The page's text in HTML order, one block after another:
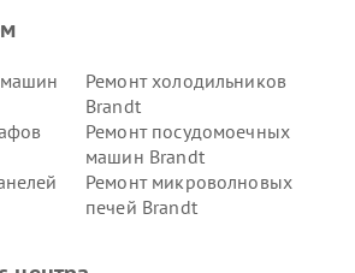
Ремонт холодильников
Brandt
Ремонт посудомоечных
машин Brandt
Ремонт микроволновых
печей Brandt